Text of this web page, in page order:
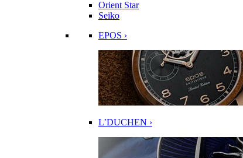
Orient Star
Seiko
EPOS ›
L’DUCHEN ›